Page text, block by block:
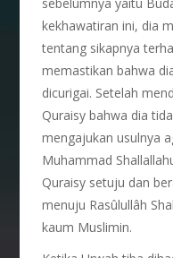
kekhawatiran ini, dia
tentang sikapnya
memastikan bahwa
dicurigai. Setelah
Quraisy bahwa dia
mengajukan usulnya
Muhammad
Quraisy setuju dan
menuju Rasûlullâh
kaum Muslimin.